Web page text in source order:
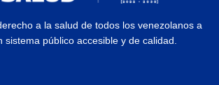
a la salud de todos los venezolanos a
sistema público accesible y de calidad.